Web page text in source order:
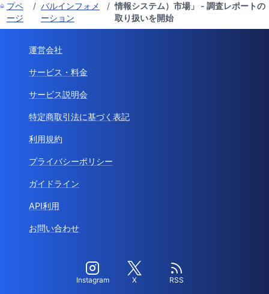
プペ
ージ
/ バルインフォメ
ーション
/ 情報システム）市場」 - 調査レポートの
取り扱いを開始
運営会社
サービス・料金
サービス説明会
特定商取引法に基づく表記
利用規約
プライバシーポリシー
ガイドライン
API利用
お問い合わせ
Instagram X RSS